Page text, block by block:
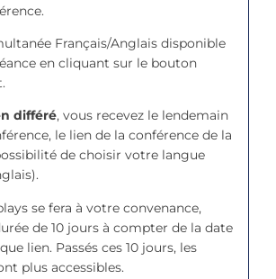
Français/Anglais disponible
en cliquant sur le bouton
différé, vous recevez le lendemain
le lien de la conférence de la
de choisir votre langue
se fera à votre convenance,
de 10 jours à compter de la date
lien. Passés ces 10 jours, les
plus accessibles.